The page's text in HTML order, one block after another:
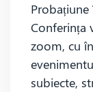
Conferința
zoom, cu
subiecte,